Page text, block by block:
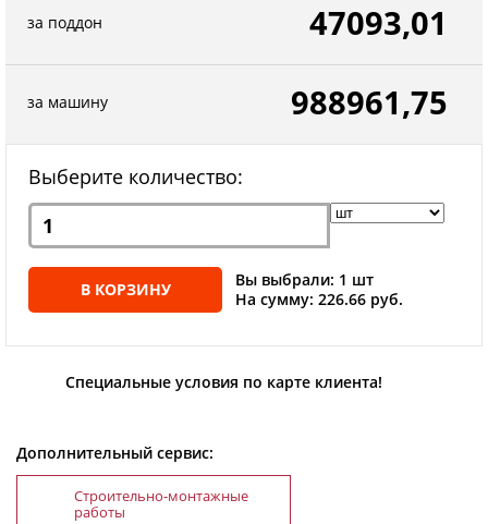
за поддон 47093,01
за машину 988961,75
Выберите количество:
В КОРЗИНУ
Вы выбрали: 1 шт
На сумму: 226.66 руб.
Специальные условия по карте клиента!
Дополнительный сервис:
Строительно-монтажные
работы